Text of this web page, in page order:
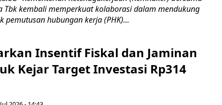
Tbk kembali memperkuat kolaborasi dalam mendukung
pemutusan hubungan kerja (PHK)...
Insentif Fiskal dan Jaminan
Kejar Target Investasi Rp314